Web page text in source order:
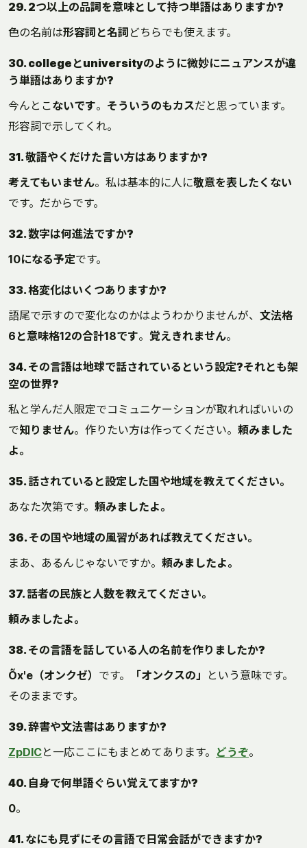
29. 2つ以上の品詞を意味として持つ単語はありますか?
色の名前は形容詞と名詞 どちらでも使えます。
30. collegeとuniversityのように微妙にニュアンスが違
う単語はありますか?
今んとこないです。 そういうのもカスだと思っています。
形容詞で示してくれ。
31. 敬語やくだけた言い方はありますか?
考えてもいません。私は基本的に人に敬意を表したくない
です。だからです。
32. 数字は何進法ですか?
10になる予定です。
33. 格変化はいくつありますか?
語尾で示すので変化なのかはようわかりませんが、 文法格
6と意味格12の合計18です。 覚えきれません。
34. その言語は地球で話されているという設定?それとも架
空の世界?
私と学んだ人限定でコミュニケーションが取れればいいの
で知りません。作りたい方は作ってください。 頼みました
よ。
35. 話されていると設定した国や地域を教えてください。
あなた次第です。 頼みましたよ。
36. その国や地域の風習があれば教えてください。
まあ、あるんじゃないですか。 頼みましたよ。
37. 話者の民族と人数を教えてください。
頼みましたよ。
38. その言語を話している人の名前を作りましたか?
Õx'e（オンクゼ） です。 「オンクスの」
という意味です。
そのままです。
39. 辞書や文法書はありますか?
ZpDICと一応ここにもまとめてあります。 どうぞ。
40. 自身で何単語ぐらい覚えてますか?
0。
41. なにも見ずにその言語で日常会話ができますか?